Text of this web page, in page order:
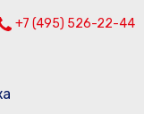
+7 (495) 526-22-44